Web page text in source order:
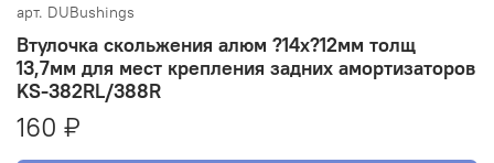
арт. DUBushings
Втулочка скольжения алюм ?14х?12мм толщ
13,7мм для мест крепления задних амортизаторов
KS-382RL/388R
160 ₽